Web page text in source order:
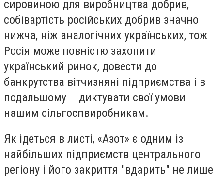
сировиною для виробництва добрив,
собівартість російських добрив значно
нижча, ніж аналогічних українських, тож
Росія може повністю захопити
український ринок, довести до
банкрутства вітчизняні підприємства і в
подальшому – диктувати свої умови
нашим сільгоспвиробникам.
Як ідеться в листі, «Азот» є одним із
найбільших підприємств центрального
регіону і його закриття "вдарить" не лише